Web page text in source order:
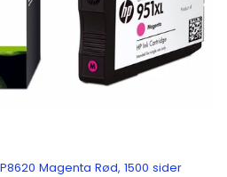
Magenta Rød, 1500 sider